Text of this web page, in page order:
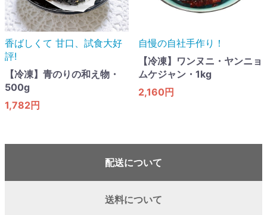
香ばしくて 甘口​、試食大好
評!
【冷凍】青のりの和え物・
500g
1,782円
自慢の自社手作り！
【冷凍】ワンヌニ・ヤンニョ
ムケジャン・1kg
2,160円
配送について
送料について